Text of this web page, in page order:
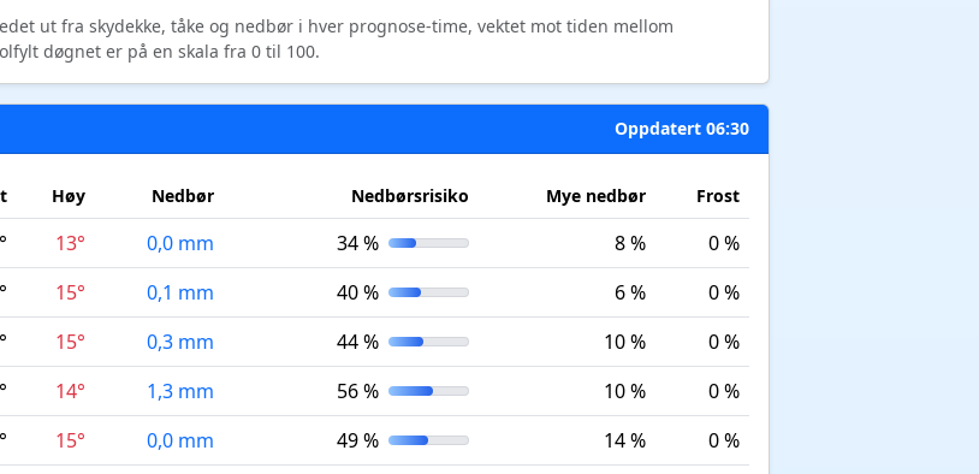
ut fra skydekke, tåke og nedbør i hver prognose-time, vektet mot tiden mellom
døgnet er på en skala fra 0 til 100.
Oppdatert 06:30
Høy Nedbør Nedbørsrisiko Mye nedbør Frost
13° 0,0 mm 34 % 8 %
0 %
15° 0,1 mm 40 % 6 %
0 %
15° 0,3 mm 44 % 10 %
0 %
14° 1,3 mm 56 % 10 %
0 %
15° 0,0 mm 49 % 14 %
0 %